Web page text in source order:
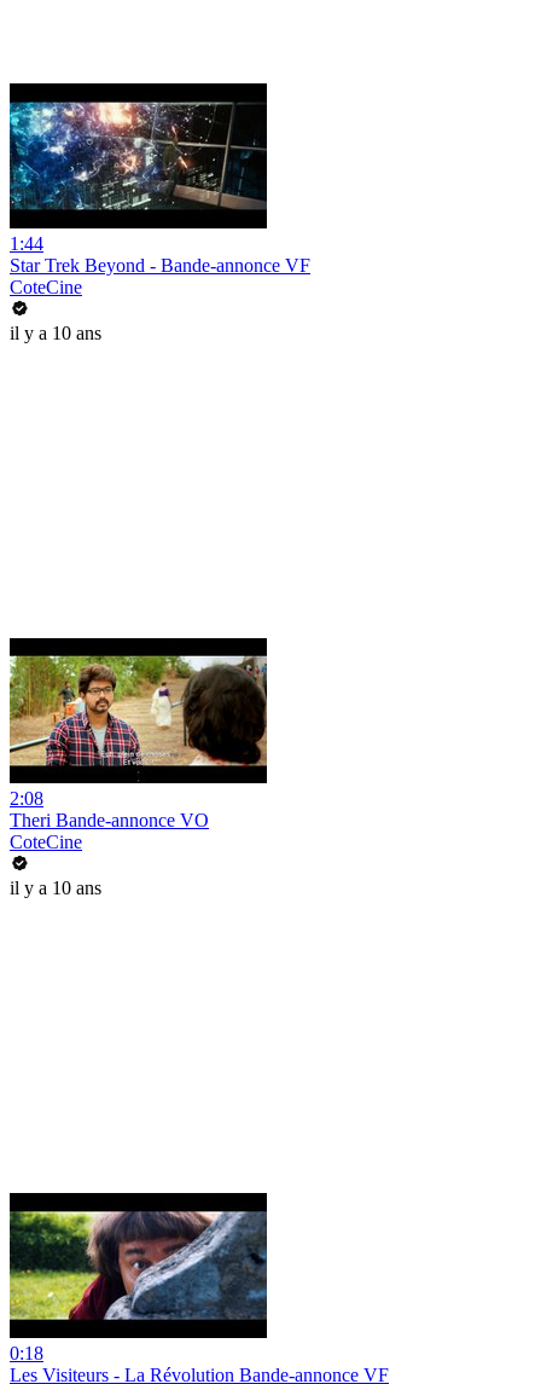
1:44
Star Trek Beyond - Bande-annonce VF
CoteCine
il y a 10 ans
2:08
Theri Bande-annonce VO
CoteCine
il y a 10 ans
0:18
Les Visiteurs - La Révolution Bande-annonce VF